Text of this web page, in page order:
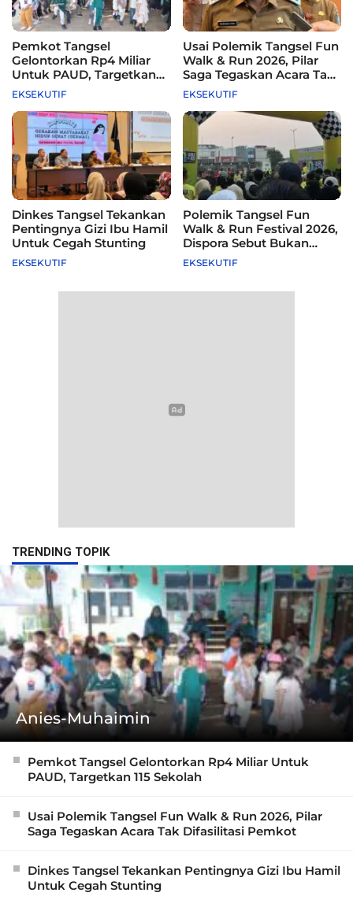
Pemkot Tangsel
Gelontorkan Rp4 Miliar
Untuk PAUD, Targetkan
115 Sekolah
EKSEKUTIF
Usai Polemik Tangsel Fun
Walk & Run 2026, Pilar
Saga Tegaskan Acara Tak
Difasilitasi Pemkot
EKSEKUTIF
Dinkes Tangsel Tekankan
Pentingnya Gizi Ibu Hamil
Untuk Cegah Stunting
EKSEKUTIF
Polemik Tangsel Fun
Walk & Run Festival 2026,
Dispora Sebut Bukan
Agenda Pemkot
EKSEKUTIF
TRENDING TOPIK
Anies-Muhaimin
Pemkot Tangsel Gelontorkan Rp4 Miliar Untuk
PAUD, Targetkan 115 Sekolah
Usai Polemik Tangsel Fun Walk & Run 2026, Pilar
Saga Tegaskan Acara Tak Difasilitasi Pemkot
Dinkes Tangsel Tekankan Pentingnya Gizi Ibu Hamil
Untuk Cegah Stunting